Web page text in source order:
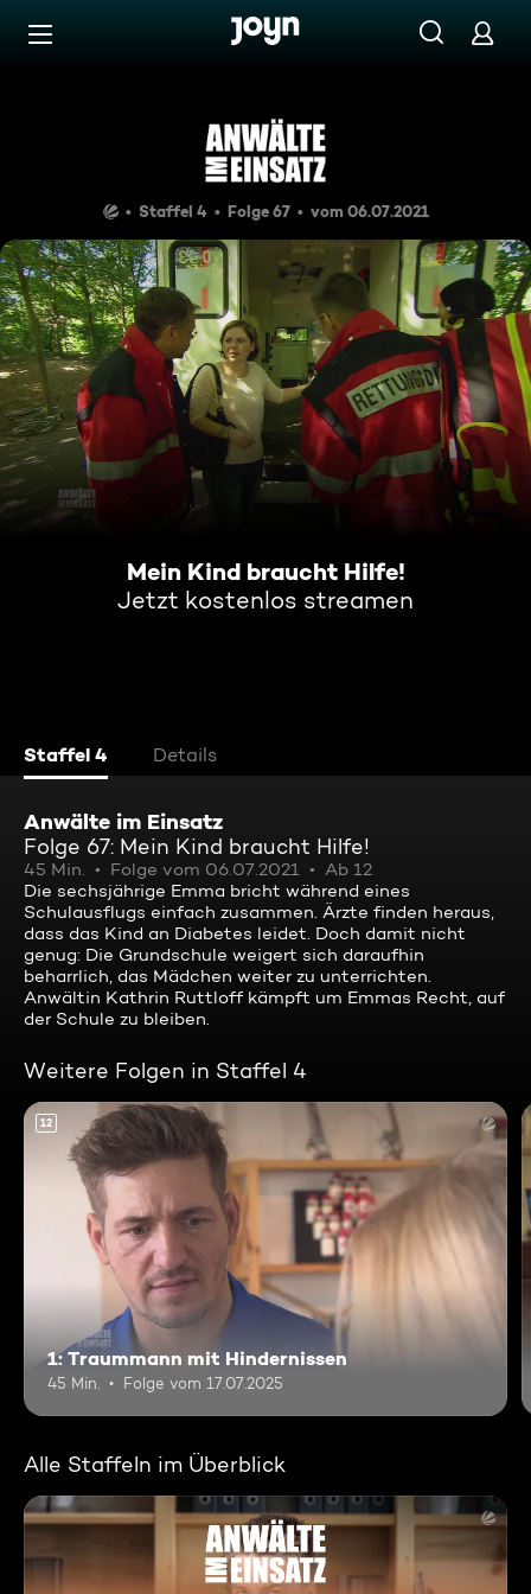
Zum Inhalt springen
Mein Kind braucht Hilfe!
Staffel 4 Folge 67 vom 06.07.2021
Mein Kind braucht Hilfe!
Jetzt kostenlos streamen
Staffel 4 Details
Anwälte im Einsatz
Folge 67: Mein Kind braucht Hilfe!
45 Min. Folge vom 06.07.2021
Ab 12
Die sechsjährige Emma bricht während eines
Schulausflugs einfach zusammen. Ärzte finden heraus,
dass das Kind an Diabetes leidet. Doch damit nicht
genug: Die Grundschule weigert sich daraufhin
beharrlich, das Mädchen weiter zu unterrichten.
Anwältin Kathrin Ruttloff kämpft um Emmas Recht, auf
der Schule zu bleiben.
Weitere Folgen in Staffel 4
12
1: Traummann mit Hindernissen
45 Min. Folge vom 17.07.2025
Alle Staffeln im Überblick